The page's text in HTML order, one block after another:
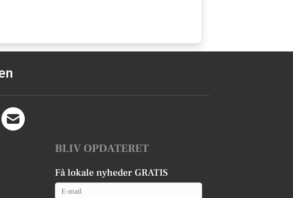
BLIV OPDATERET
Få lokale nyheder GRATIS
Email